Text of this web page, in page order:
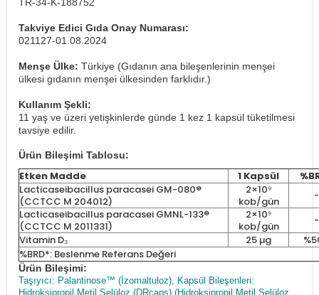
TR-34-K-188752
Takviye Edici Gıda Onay Numarası:
021127-01.08.2024
Menşe Ülke: Türkiye (Gıdanın ana bileşenlerinin menşei
ülkesi gıdanın menşei ülkesinden farklıdır.)
Kullanım Şekli:
11 yaş ve üzeri yetişkinlerde günde 1 kez 1 kapsül tüketilmesi
tavsiye edilir.
Ürün Bileşimi Tablosu:
Etken Madde 1 Kapsül
Lacticaseibacillus paracasei GM-080®
(CCTCC M 204012)
2×10⁹
kob/gün
-
Lacticaseibacillus paracasei GMNL-133®
(CCTCC M 2011331)
2×10⁹
kob/gün
-
Vitamin D₃
25 µg
%BRD*: Beslenme Referans Değeri
Ürün Bileşimi:
Taşıyıcı: Palantinose™ (İzomaltuloz), Kapsül Bileşenleri:
Hidroksipropil Metil Selüloz (DRcaps) (Hidroksipropil Metil Selüloz,